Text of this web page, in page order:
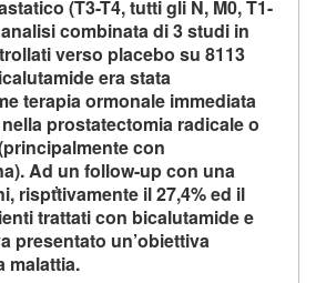
(T3-T4, tutti gli N, M0, T1-
combinata di 3 studi in
verso placebo su 8113
era stata
terapia ormonale immediata
prostatectomia radicale o
con
Ad un follow-up con una
rispťtivamente il 27,4% ed il
trattati con bicalutamide e
presentato un’obiettiva
malattia.